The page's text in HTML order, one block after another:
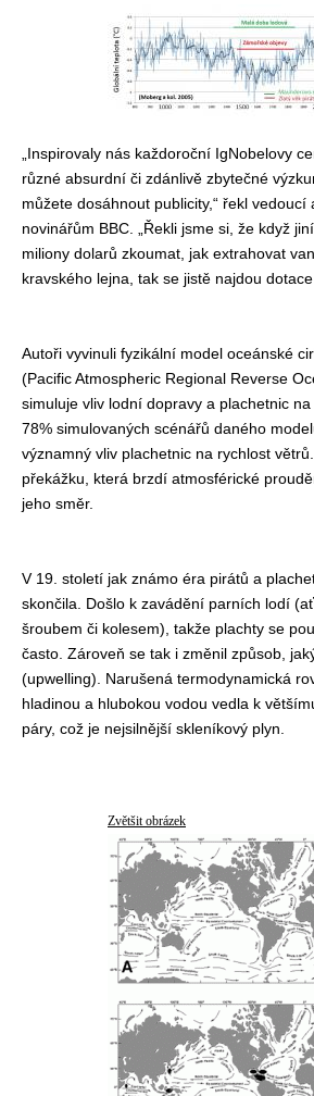
„Inspirovaly nás každoroční IgNobelovy
různé absurdní či zdánlivě zbytečné
můžete dosáhnout publicity,“ řekl vedoucí
novinářům BBC. „Řekli jsme si, že když
miliony dolarů zkoumat, jak extrahovat
kravského lejna, tak se jistě najdou
Autoři vyvinuli fyzikální model oceánské
(Pacific Atmospheric Regional Reverse
simuluje vliv lodní dopravy a plachetnic
78% simulovaných scénářů daného
významný vliv plachetnic na rychlost
překážku, která brzdí atmosférické
jeho směr.
V 19. století jak známo éra pirátů a
skončila. Došlo k zavádění parních lodí
šroubem či kolesem), takže plachty se
často. Zároveň se tak i změnil způsob,
(upwelling). Narušená termodynamická
hladinou a hlubokou vodou vedla k
páry, což je nejsilnější skleníkový plyn.
Zvětšit obrázek